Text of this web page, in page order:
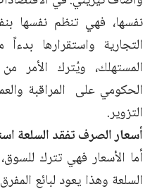
نفسها، فهي تنظم نفسها
التجارية واستقرارها
المستهلك، ويُترك الأمر
الحكومي على المراقبة
التزوير.
أسعار الصرف تفقد السلعة
أما الأسعار فهي تترك
السلعة وهذا يعود لبائع